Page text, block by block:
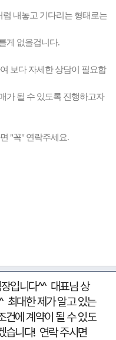
내놓고 기다리는 형태로는
게 없을겁니다.
보다 자세한 상담이 필요합
가 될 수 있도록 진행하고자
"꼭" 연락주세요.
입니다^^ 대표님 상
최대한 제가 알고 있는
건에 계약이 될 수 있도
습니다! 연락 주시면